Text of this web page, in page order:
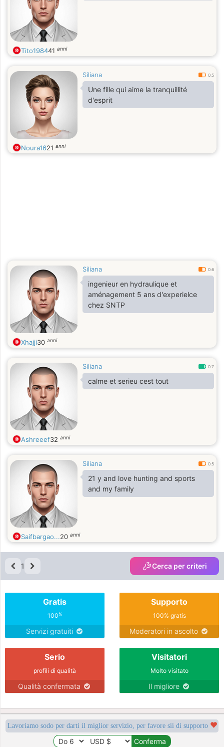
Tito198441 anni
Siliana 0.5
Une fille qui aime la tranquillité
d'esprit
Noura1621 anni
Siliana 0.6
ingenieur en hydraulique et
aménagement 5 ans d'experielce
chez SNTP
Xhajji30 anni
Siliana 0.7
calme et serieu cest tout
Ashreeef32 anni
Siliana 0.5
21 y and love hunting and sports
and my family
Saifbargao...20 anni
1 Cerca per criteri
Gratis
100%
Servizi gratuiti
Supporto
100% gratis
Moderatori in ascolto
Serio
profili di qualità
Qualità confermata
Visitatori
Molto visitato
Il migliore
Lavoriamo sodo per darti il miglior servizio, per favore sii di supporto